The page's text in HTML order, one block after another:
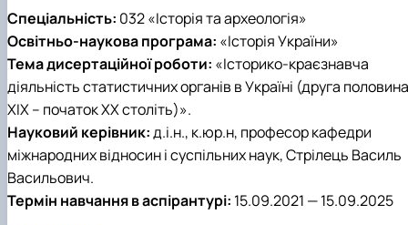
Спеціальність: 032 «Історія та археологія»
Освітньо-наукова програма: «Історія України»
Тема дисертаційної роботи: «Історико-краєзнавча
діяльність статистичних органів в Україні (друга половина
ХІХ – початок ХХ століть)».
Науковий керівник:д.і.н., к.юр.н, професор кафедри
міжнародних відносин і суспільних наук, Стрілець Василь
Васильович.
Термін навчання в аспірантурі: 15.09.2021 — 15.09.2025